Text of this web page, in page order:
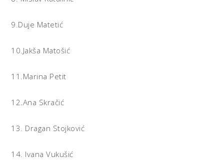
9.Duje Matetić
10.Jakša Matošić
11.Marina Petit
12.Ana Skračić
13. Dragan Stojković
14. Ivana Vukušić